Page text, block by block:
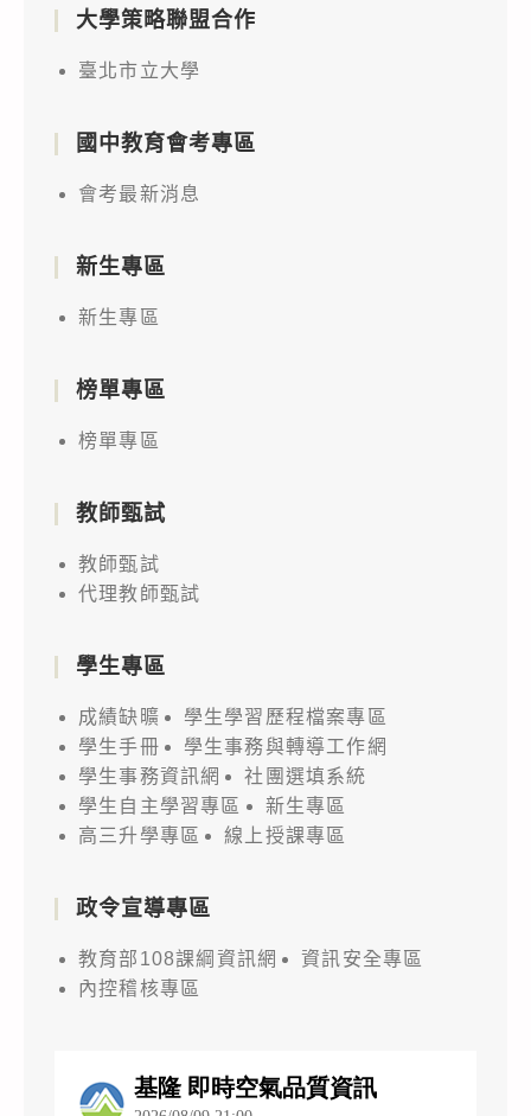
大學策略聯盟合作
臺北市立大學
國中教育會考專區
會考最新消息
新生專區
新生專區
榜單專區
榜單專區
教師甄試
教師甄試
代理教師甄試
學生專區
成績缺曠
學生學習歷程檔案專區
學生手冊
學生事務與轉導工作網
學生事務資訊網
社團選填系統
學生自主學習專區
新生專區
高三升學專區
線上授課專區
政令宣導專區
教育部108課綱資訊網
資訊安全專區
內控稽核專區